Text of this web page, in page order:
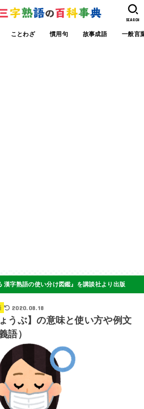
ことわざ 慣用句 故事成語 一般言
SEARCH
漢字熟語の使い分け図鑑』を講談社より出版
2020.08.18
うぶ】の意味と使い方や例文
語）